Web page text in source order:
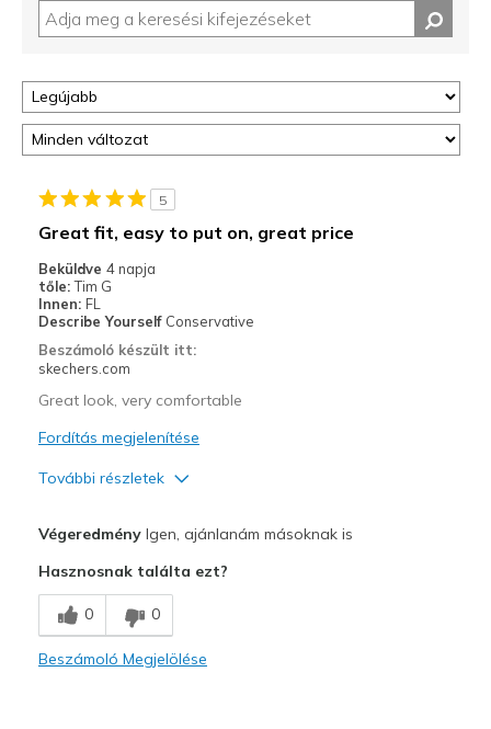
5
Great fit, easy to put on, great price
Beküldve 4 napja
tőle: Tim G
Innen: FL
Describe Yourself Conservative
Beszámoló készült itt:
skechers.com
Great look, very comfortable
Fordítás megjelenítése
További részletek
Comfortable
Stylish
VégeredményIgen, ajánlanám másoknak is
Hasznosnak találta ezt?
0 0
Beszámoló Megjelölése